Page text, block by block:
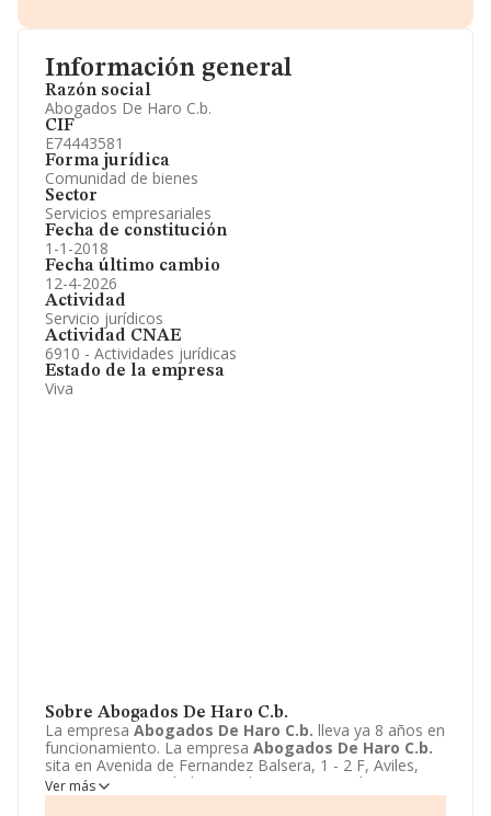
Información general
Razón social
Abogados De Haro C.b.
CIF
E74443581
Forma jurídica
Comunidad de bienes
Sector
Servicios empresariales
Fecha de constitución
1-1-2018
Fecha último cambio
12-4-2026
Actividad
Servicio jurídicos
Actividad CNAE
6910 - Actividades jurídicas
Estado de la empresa
Viva
Sobre Abogados De Haro C.b.
La empresa Abogados De Haro C.b. lleva ya 8 años en
funcionamiento. La empresa Abogados De Haro C.b.
sita en Avenida de Fernandez Balsera, 1 - 2 F, Aviles,
Asturias. La actividad CNAE de esta compañía es 6910 -
Actividades jurídicas. La empreaAbogados De Haro
Ver más
Información oficial y registral complementaria.